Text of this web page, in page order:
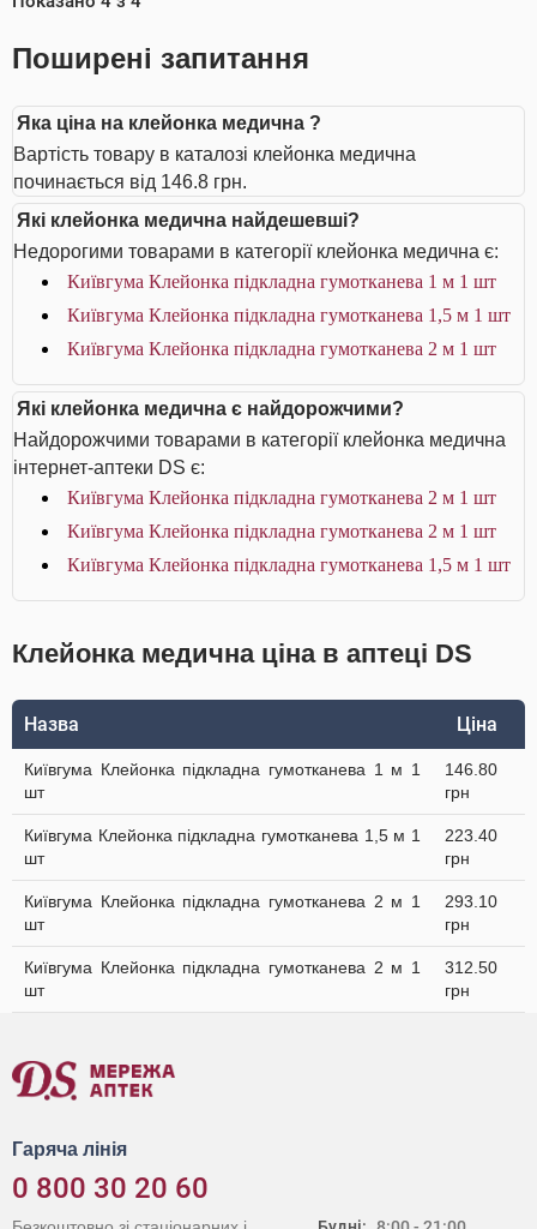
Поширені запитання
Яка ціна на клейонка медична ?
Вартість товару в каталозі клейонка медична
починається від 146.8 грн.
Які клейонка медична найдешевші?
Недорогими товарами в категорії клейонка медична є:
Київгума Клейонка підкладна гумотканева 1 м 1 шт
Київгума Клейонка підкладна гумотканева 1,5 м 1 шт
Київгума Клейонка підкладна гумотканева 2 м 1 шт
Які клейонка медична є найдорожчими?
Найдорожчими товарами в категорії клейонка медична
інтернет-аптеки DS є:
Київгума Клейонка підкладна гумотканева 2 м 1 шт
Київгума Клейонка підкладна гумотканева 2 м 1 шт
Київгума Клейонка підкладна гумотканева 1,5 м 1 шт
Клейонка медична ціна в аптеці DS
Назва Ціна
Київгума Клейонка підкладна гумотканева 1 м 1
шт
146.80
грн
Київгума Клейонка підкладна гумотканева 1,5 м 1
шт
223.40
грн
Київгума Клейонка підкладна гумотканева 2 м 1
шт
293.10
грн
Київгума Клейонка підкладна гумотканева 2 м 1
шт
312.50
грн
Гаряча лінія
0 800 30 20 60